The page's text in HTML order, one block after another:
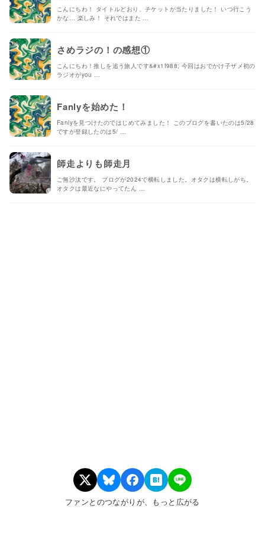
こんにちわ！ タイトルどおり、チケットが当たりました！ いつ行こう
かな… 楽しみ！ それではまた …
さめラジの！の感想①
こんにちわ！推しを追う旅人です&#x1f988; 今回はおでかけ子ザメ初の
ラジオがyou …
Fanlyを始めた！
Fanlyを見つけたのではじめてみました！ このブログを書いたのは5/28
ですが登録したのは5/ …
師走よりも師走月
ご無沙汰です。 ブログが2024で横転しました。オタクは横転しがち。
オタクは最近なにやってたん …
ファンとのつながりが、もっと広がる